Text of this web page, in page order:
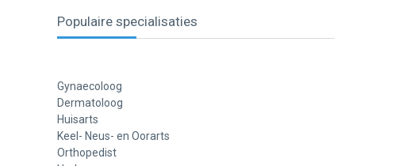
Populaire specialisaties
Gynaecoloog
Dermatoloog
Huisarts
Keel- Neus- en Oorarts
Orthopedist